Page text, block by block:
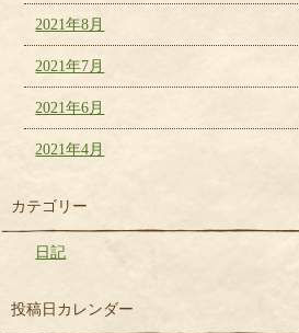
2021年8月
2021年7月
2021年6月
2021年4月
カテゴリー
日記
投稿日カレンダー